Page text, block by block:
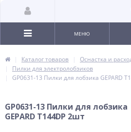
МЕНЮ
Каталог товаров
Оснастка и
Пилки для электролобзиков
GP0631-13 Пилки для лобзика GEPARD
GP0631-13 Пилки для лобзика
GEPARD T144DP 2шт